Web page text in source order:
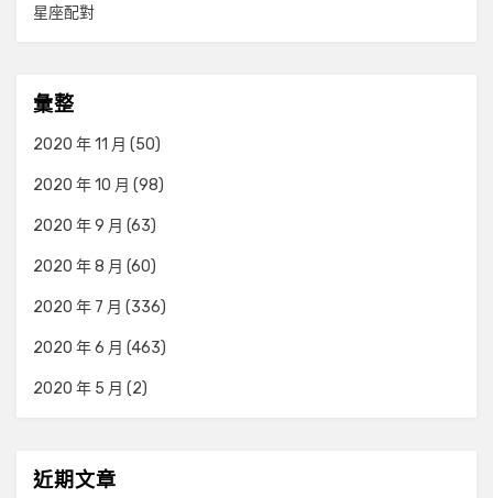
星座配對
彙整
2020 年 11 月 (50)
2020 年 10 月 (98)
2020 年 9 月 (63)
2020 年 8 月 (60)
2020 年 7 月 (336)
2020 年 6 月 (463)
2020 年 5 月 (2)
近期文章